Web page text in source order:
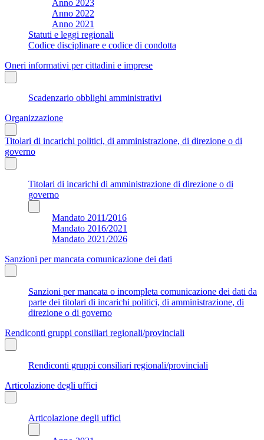
Anno 2023
Anno 2022
Anno 2021
Statuti e leggi regionali
Codice disciplinare e codice di condotta
Oneri informativi per cittadini e imprese
Scadenzario obblighi amministrativi
Organizzazione
Titolari di incarichi politici, di amministrazione, di direzione o di
governo
Titolari di incarichi di amministrazione di direzione o di
governo
Mandato 2011/2016
Mandato 2016/2021
Mandato 2021/2026
Sanzioni per mancata comunicazione dei dati
Sanzioni per mancata o incompleta comunicazione dei dati da
parte dei titolari di incarichi politici, di amministrazione, di
direzione o di governo
Rendiconti gruppi consiliari regionali/provinciali
Rendiconti gruppi consiliari regionali/provinciali
Articolazione degli uffici
Articolazione degli uffici